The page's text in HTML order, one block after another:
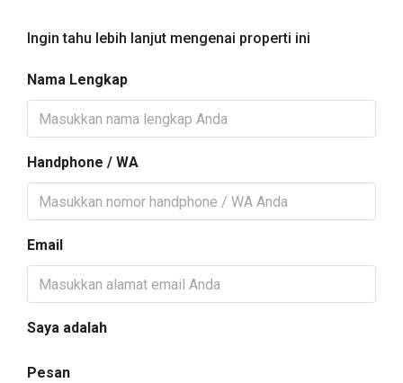
Ingin tahu lebih lanjut mengenai properti ini
Nama Lengkap
Handphone / WA
Email
Saya adalah
Pesan